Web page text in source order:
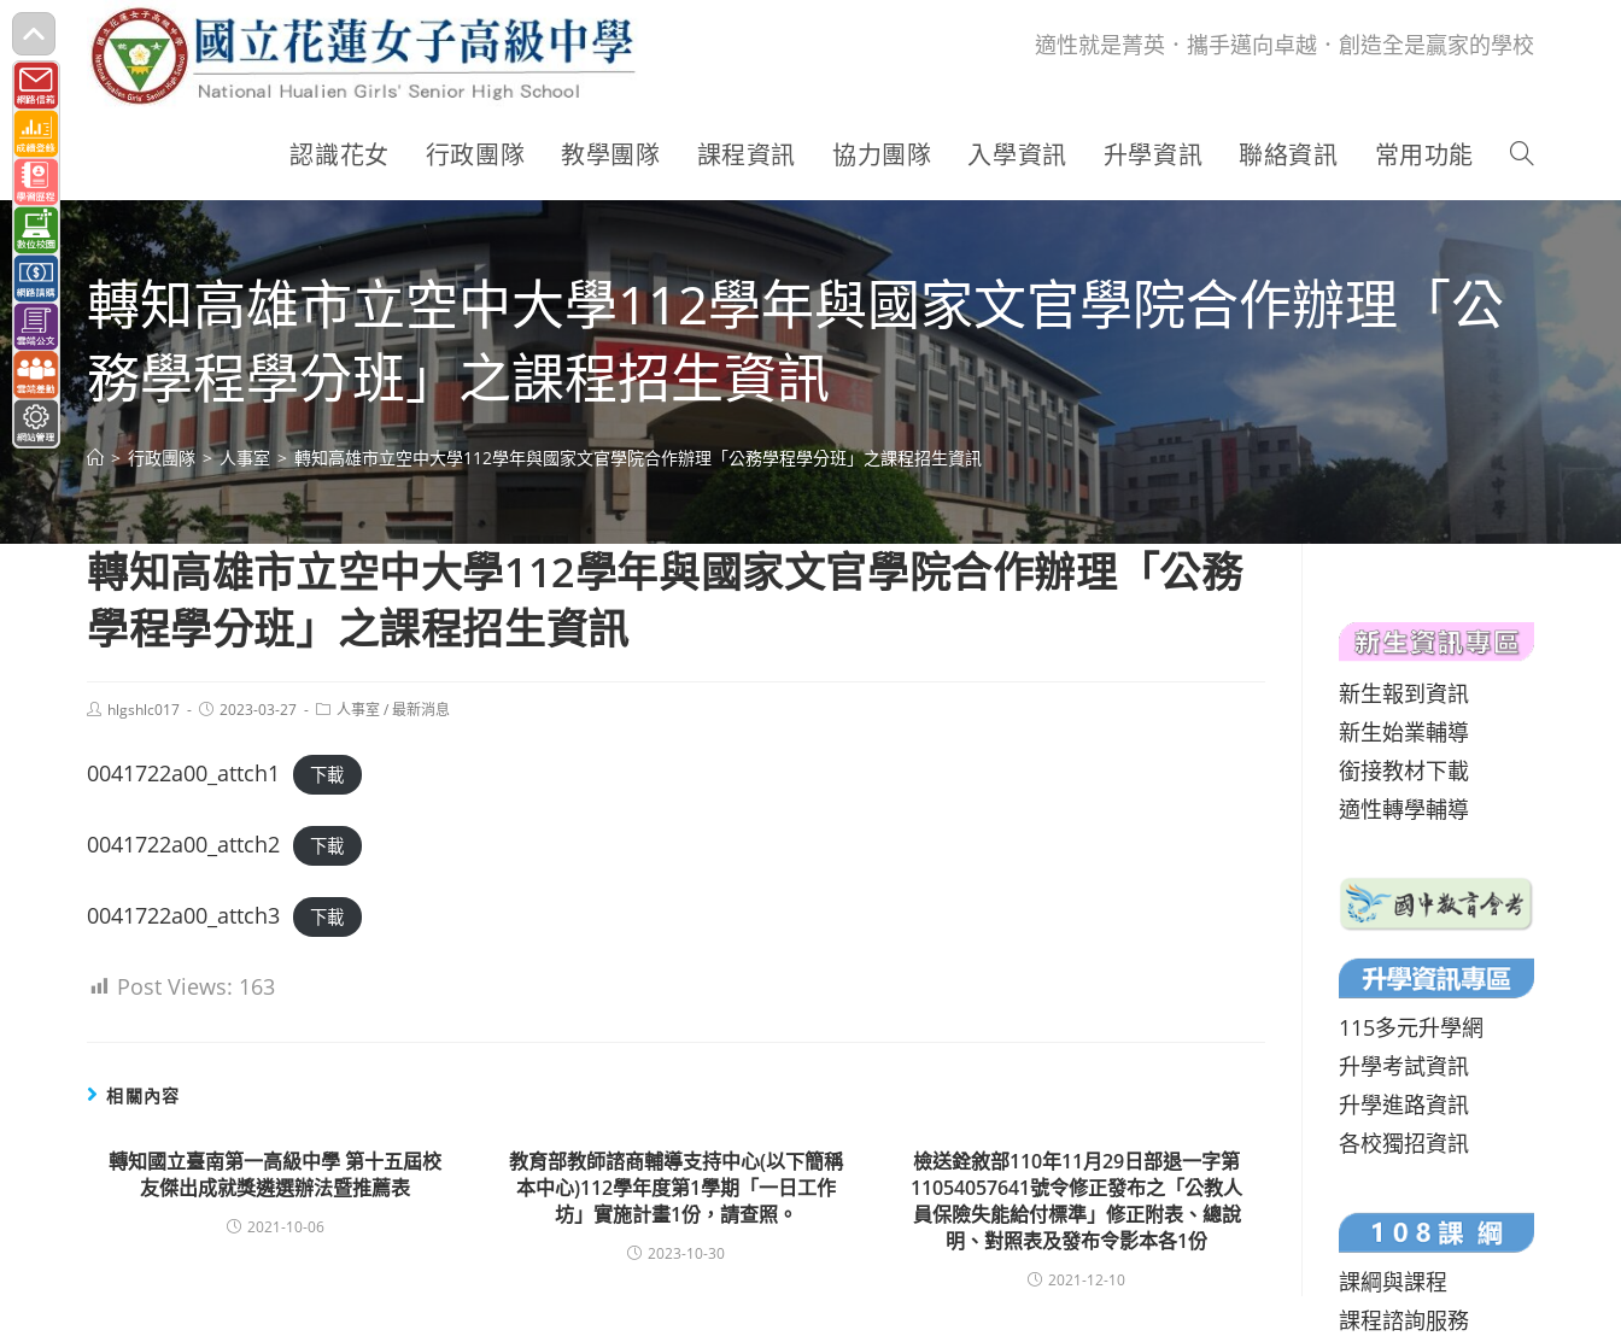
跳
轉
至
主
要
內
容
適性就是菁英．攜手邁向卓越．創造全是贏家的學校
認識花女 行政團隊 教學團隊 課程資訊 協力團隊 入學資訊 升學資訊 聯絡資訊 常用功能
轉知高雄市立空中大學112學年與國家文官學院合作辦理「公
務學程學分班」之課程招生資訊
> 行政團隊 > 人事室 > 轉知高雄市立空中大學112學年與國家文官學院合作辦理「公務學程學分班」之課程招生資訊
轉知高雄市立空中大學112學年與國家文官學院合作辦理「公務
學程學分班」之課程招生資訊
Posthlgshlc017
Post2023-03-27
Post人事室 /最新消息
0041722a00_attch1 下載
0041722a00_attch2 下載
0041722a00_attch3 下載
Post Views: 163
相關內容
轉知國立臺南第一高級中學 第十五屆校
友傑出成就獎遴選辦法暨推薦表
2021-10-06
教育部教師諮商輔導支持中心(以下簡稱
本中心)112學年度第1學期「一日工作
坊」實施計畫1份，請查照。
2023-10-30
檢送銓敘部110年11月29日部退一字第
11054057641號令修正發布之「公教人
員保險失能給付標準」修正附表、總說
明、對照表及發布令影本各1份
2021-12-10
新生報到資訊
新生始業輔導
銜接教材下載
適性轉學輔導
115多元升學網
升學考試資訊
升學進路資訊
各校獨招資訊
課綱與課程
課程諮詢服務